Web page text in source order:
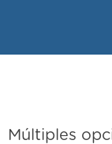
Múltiples